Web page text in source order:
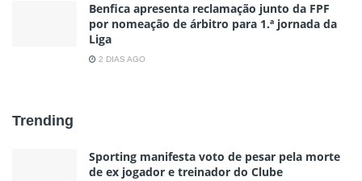
Benfica apresenta reclamação junto da FPF
por nomeação de árbitro para 1.ª jornada da
Liga
2 DIAS AGO
Trending
Sporting manifesta voto de pesar pela morte
de ex jogador e treinador do Clube